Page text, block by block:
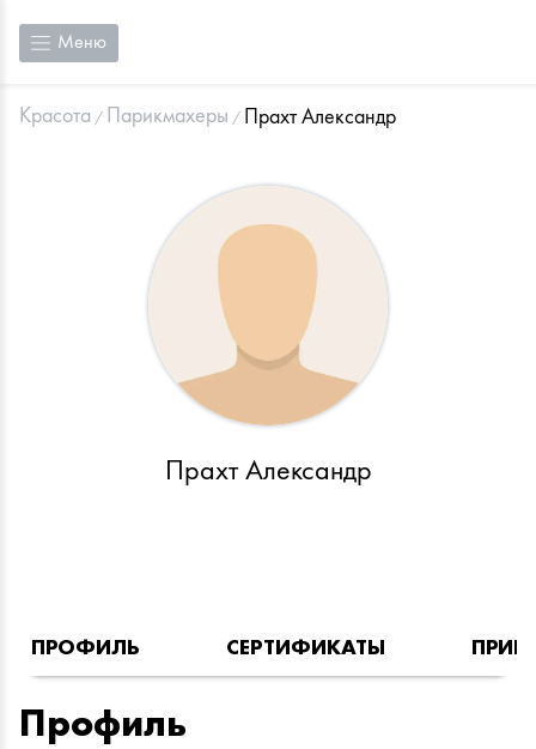
Меню
Красота Парикмахеры Прахт Александр
Прахт Александр
ПРОФИЛЬ СЕРТИФИКАТЫ
Профиль